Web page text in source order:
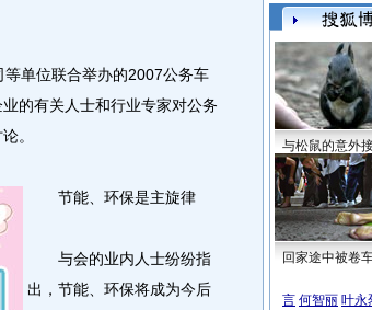
单位联合举办的2007公务车
的有关人士和行业专家对公务
。
节能、环保是主旋律
与会的业内人士纷纷指
出，节能、环保将成为今后
与松鼠的意外
回家途中被卷
言 何智丽 叶永